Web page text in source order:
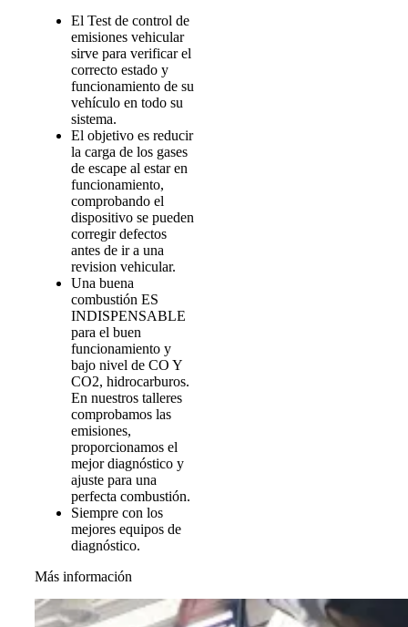
El Test de control de
emisiones vehicular
sirve para verificar el
correcto estado y
funcionamiento de su
vehículo en todo su
sistema.
El objetivo es reducir
la carga de los gases
de escape al estar en
funcionamiento,
comprobando el
dispositivo se pueden
corregir defectos
antes de ir a una
revision vehicular.
Una buena
combustión ES
INDISPENSABLE
para el buen
funcionamiento y
bajo nivel de CO Y
CO2, hidrocarburos.
En nuestros talleres
comprobamos las
emisiones,
proporcionamos el
mejor diagnóstico y
ajuste para una
perfecta combustión.
Siempre con los
mejores equipos de
diagnóstico.
Más información